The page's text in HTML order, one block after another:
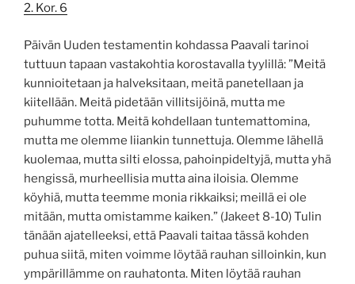
2. Kor. 6
Päivän Uuden testamentin kohdassa Paavali tarinoi
tuttuun tapaan vastakohtia korostavalla tyylillä: ”Meitä
kunnioitetaan ja halveksitaan, meitä panetellaan ja
kiitellään. Meitä pidetään villitsijöinä, mutta me
puhumme totta. Meitä kohdellaan tuntemattomina,
mutta me olemme liiankin tunnettuja. Olemme lähellä
kuolemaa, mutta silti elossa, pahoinpideltyjä, mutta yhä
hengissä, murheellisia mutta aina iloisia. Olemme
köyhiä, mutta teemme monia rikkaiksi; meillä ei ole
mitään, mutta omistamme kaiken.” (Jakeet 8-10) Tulin
tänään ajatelleeksi, että Paavali taitaa tässä kohden
puhua siitä, miten voimme löytää rauhan silloinkin, kun
ympärillämme on rauhatonta. Miten löytää rauhan